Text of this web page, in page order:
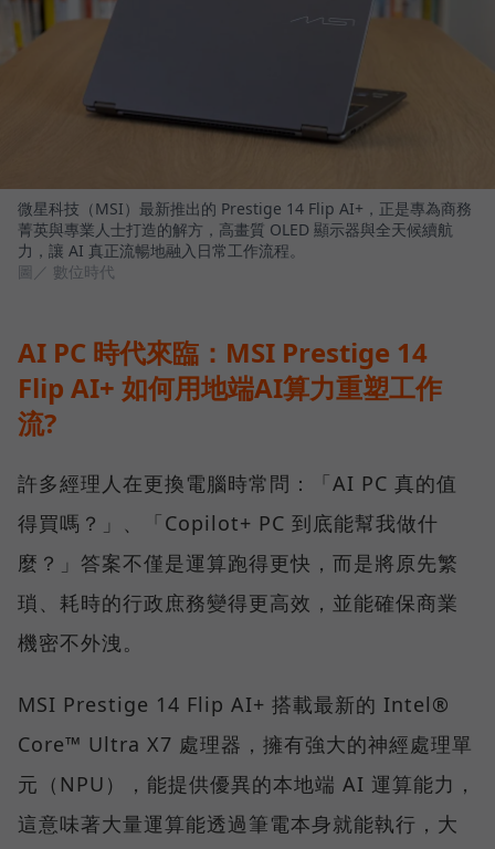
微星科技（MSI）最新推出的 Prestige 14 Flip AI+，正是專為商務
菁英與專業人士打造的解方，高畫質 OLED 顯示器與全天候續航
力，讓 AI 真正流暢地融入日常工作流程。
圖／ 數位時代
AI PC 時代來臨：MSI Prestige 14
Flip AI+ 如何用地端AI算力重塑工作
流?
許多經理人在更換電腦時常問：「AI PC 真的值
得買嗎？」、「Copilot+ PC 到底能幫我做什
麼？」答案不僅是運算跑得更快，而是將原先繁
瑣、耗時的行政庶務變得更高效，並能確保商業
機密不外洩。
MSI Prestige 14 Flip AI+ 搭載最新的 Intel®
Core™ Ultra X7 處理器，擁有強大的神經處理單
元（NPU），能提供優異的本地端 AI 運算能力，
這意味著大量運算能透過筆電本身就能執行，大